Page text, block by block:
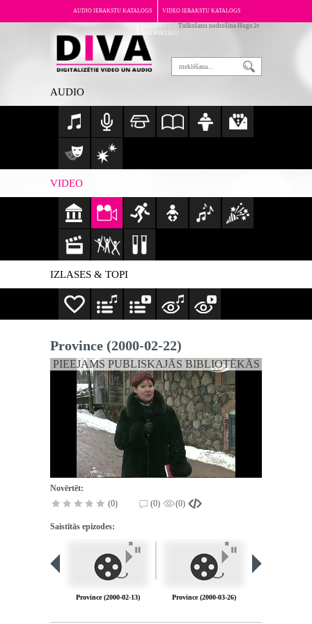
AUDIO IERAKSTU KATALOGS VIDEO IERAKSTU KATALOGS
PAR PORTĀLU
Tulkošanu nodrošina Hugo.lv
AUDIO
VIDEO
IZLASES & TOPI
Province (2000-02-22)
PIEEJAMS PUBLISKAJĀS BIBLIOTĒKĀS
Novērtēt:
(0)
(0) (0)
Saistītās epizodes:
Province (2000-02-13) Province (2000-03-26)